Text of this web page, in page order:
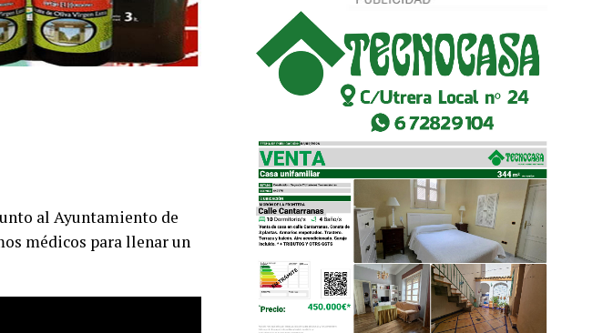
al Ayuntamiento de
médicos para llenar un